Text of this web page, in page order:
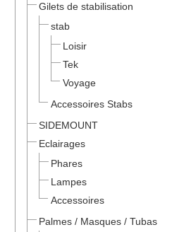
Gilets de stabilisation
stab
Loisir
Tek
Voyage
Accessoires Stabs
SIDEMOUNT
Eclairages
Phares
Lampes
Accessoires
Palmes / Masques / Tubas